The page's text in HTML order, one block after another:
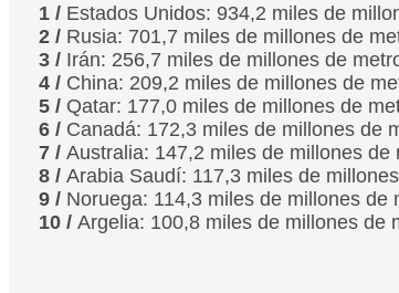
1 / Estados Unidos: 934,2 miles de
2 / Rusia: 701,7 miles de millones de
3 / Irán: 256,7 miles de millones de
4 / China: 209,2 miles de millones de
5 / Qatar: 177,0 miles de millones de
6 / Canadá: 172,3 miles de millones de
7 / Australia: 147,2 miles de millones
8 / Arabia Saudí: 117,3 miles de
9 / Noruega: 114,3 miles de millones
10 / Argelia: 100,8 miles de millones de